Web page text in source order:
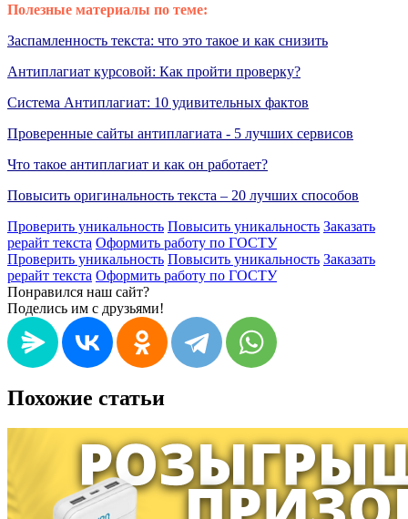
Полезные материалы по теме:
Заспамленность текста: что это такое и как снизить
Антиплагиат курсовой: Как пройти проверку?
Система Антиплагиат: 10 удивительных фактов
Проверенные сайты антиплагиата - 5 лучших сервисов
Что такое антиплагиат и как он работает?
Повысить оригинальность текста – 20 лучших способов
Проверить уникальность Повысить уникальность Заказать
рерайт текста Оформить работу по ГОСТУ
Проверить уникальность Повысить уникальность Заказать
рерайт текста Оформить работу по ГОСТУ
Понравился наш сайт?
Поделись им с друзьями!
Похожие статьи